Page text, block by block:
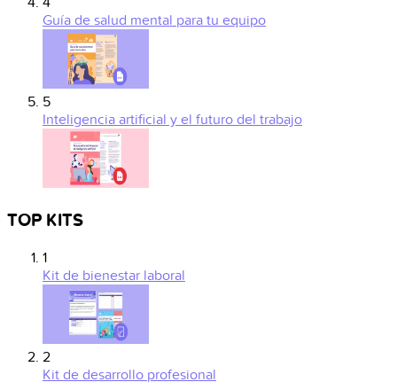
Guía de salud mental para tu equipo
5
Inteligencia artificial y el futuro del trabajo
TOP KITS
1
Kit de bienestar laboral
2
Kit de desarrollo profesional